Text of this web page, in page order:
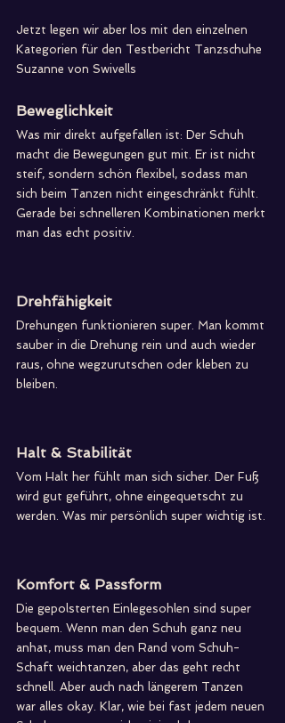
Jetzt legen wir aber los mit den einzelnen
Kategorien für den Testbericht Tanzschuhe
Suzanne von Swivells
Beweglichkeit
Was mir direkt aufgefallen ist: Der Schuh
macht die Bewegungen gut mit. Er ist nicht
steif, sondern schön flexibel, sodass man
sich beim Tanzen nicht eingeschränkt fühlt.
Gerade bei schnelleren Kombinationen merkt
man das echt positiv.
Drehfähigkeit
Drehungen funktionieren super. Man kommt
sauber in die Drehung rein und auch wieder
raus, ohne wegzurutschen oder kleben zu
bleiben.
Halt & Stabilität
Vom Halt her fühlt man sich sicher. Der Fuß
wird gut geführt, ohne eingequetscht zu
werden. Was mir persönlich super wichtig ist.
Komfort & Passform
Die gepolsterten Einlegesohlen sind super
bequem. Wenn man den Schuh ganz neu
anhat, muss man den Rand vom Schuh-
Schaft weichtanzen, aber das geht recht
schnell. Aber auch nach längerem Tanzen
war alles okay. Klar, wie bei fast jedem neuen